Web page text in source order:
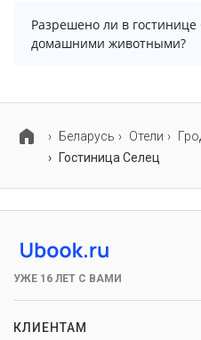
В гостинице Селец есть
информацию перед
возможно, услуга
Разрешено ли в
домашними животными?
Беларусь Отели
Гостиница Селец
УЖЕ 16 ЛЕТ С ВАМИ
КЛИЕНТАМ